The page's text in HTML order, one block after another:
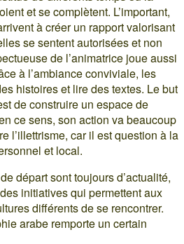
et se complètent. L’important,
à créer un rapport valorisant
se sentent autorisées et non
de l’animatrice joue aussi
à l’ambiance conviviale, les
histoires et lire des textes. Le but
de construire un espace de
ce sens, son action va beaucoup
l’illettrisme, car il est question à la
et local.
départ sont toujours d’actualité,
initiatives qui permettent aux
différents de se rencontrer.
arabe remporte un certain